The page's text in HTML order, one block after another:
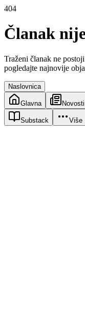
404
Članak
Traženi članak ne
pogledajte najnovije
Naslovnica
Glavna Novosti
Substack Više